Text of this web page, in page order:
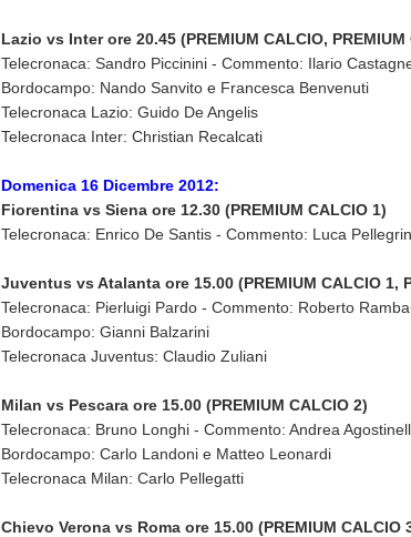
Lazio vs Inter ore 20.45 (PREMIUM CALCIO, PREMIUM
Telecronaca: Sandro Piccinini - Commento: Ilario
Bordocampo: Nando Sanvito e Francesca Benvenuti
Telecronaca Lazio: Guido De Angelis
Telecronaca Inter: Christian Recalcati
Domenica 16 Dicembre 2012:
Fiorentina vs Siena ore 12.30 (PREMIUM CALCIO 1)
Telecronaca: Enrico De Santis - Commento: Luca
Juventus vs Atalanta ore 15.00 (PREMIUM CALCIO 1,
Telecronaca: Pierluigi Pardo - Commento: Roberto
Bordocampo: Gianni Balzarini
Telecronaca Juventus: Claudio Zuliani
Milan vs Pescara ore 15.00 (PREMIUM CALCIO 2)
Telecronaca: Bruno Longhi - Commento: Andrea
Bordocampo: Carlo Landoni e Matteo Leonardi
Telecronaca Milan: Carlo Pellegatti
Chievo Verona vs Roma ore 15.00 (PREMIUM CALCIO